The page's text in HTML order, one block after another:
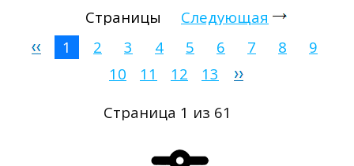
Страницы
Следующая
1
2 3 4 5 6 7 8
9
10
11 12
13
Страница 1 из 61